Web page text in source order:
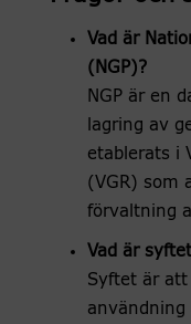
Vad är
(NGP)?
NGP är en
lagring av
etablerats i
(VGR) som
förvaltning
Vad är
Syftet är att
användning